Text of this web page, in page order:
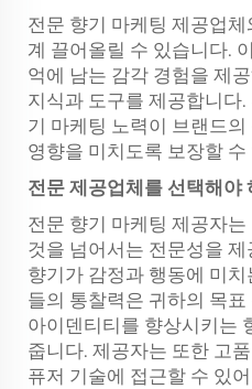
전문 향기 마케팅 제공업
계 끌어올릴 수 있습니다.
억에 남는 감각 경험을 제
지식과 도구를 제공합니다
기 마케팅 노력이 브랜드
영향을 미치도록 보장할 수
전문 제공업체를 선택해야
전문 향기 마케팅 제공자
것을 넘어서는 전문성을
향기가 감정과 행동에 미
들의 통찰력은 귀하의 목
아이덴티티를 향상시키는
줍니다. 제공자는 또한 고
퓨저 기술에 접근할 수 있